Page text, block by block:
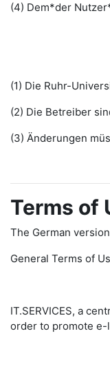
(4) Dem*der
(1) Die Ruhr-
(2) Die Betreiber
(3) Änderungen
Terms of
The German
General Terms of
IT.SERVICES, a
order to promote e-